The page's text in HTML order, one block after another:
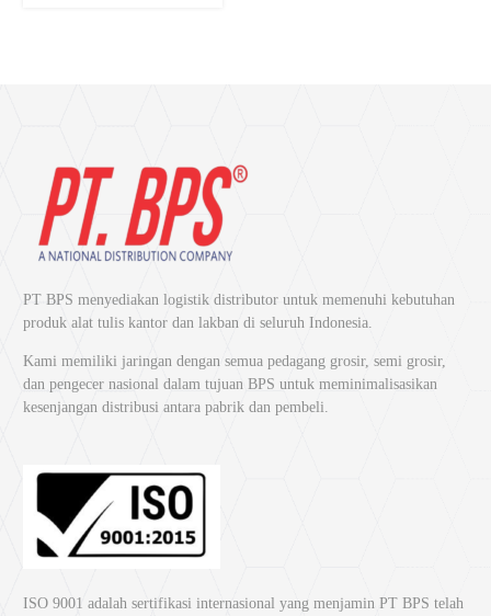
PT BPS menyediakan logistik distributor untuk memenuhi kebutuhan
produk alat tulis kantor dan lakban di seluruh Indonesia.
Kami memiliki jaringan dengan semua pedagang grosir, semi grosir,
dan pengecer nasional dalam tujuan BPS untuk meminimalisasikan
kesenjangan distribusi antara pabrik dan pembeli.
ISO 9001 adalah sertifikasi internasional yang menjamin PT BPS telah